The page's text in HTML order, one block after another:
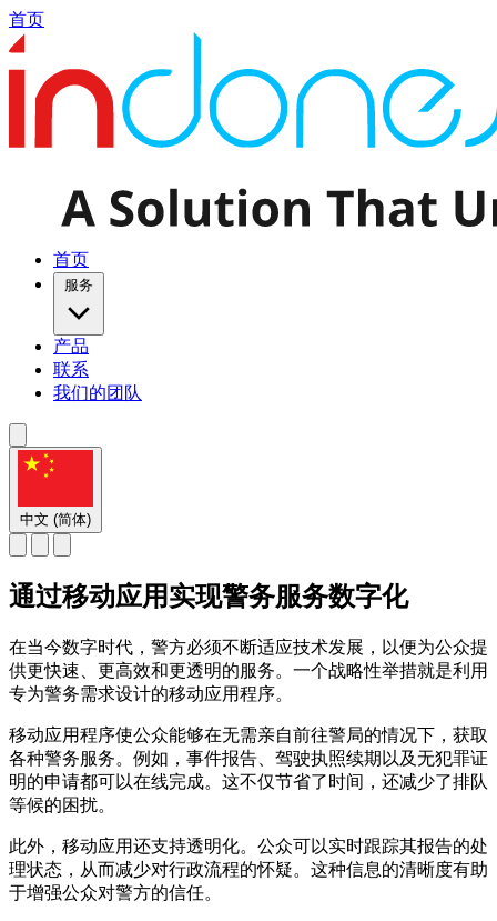
首页
首页
产品
联系
我们的团队
中文 (简体)
通过移动应用实现警务服务数字化
在当今数字时代，警方必须不断适应技术发展，以便为公众提
供更快速、更高效和更透明的服务。一个战略性举措就是利用
专为警务需求设计的移动应用程序。
移动应用程序使公众能够在无需亲自前往警局的情况下，获取
各种警务服务。例如，事件报告、驾驶执照续期以及无犯罪证
明的申请都可以在线完成。这不仅节省了时间，还减少了排队
等候的困扰。
此外，移动应用还支持透明化。公众可以实时跟踪其报告的处
理状态，从而减少对行政流程的怀疑。这种信息的清晰度有助
于增强公众对警方的信任。